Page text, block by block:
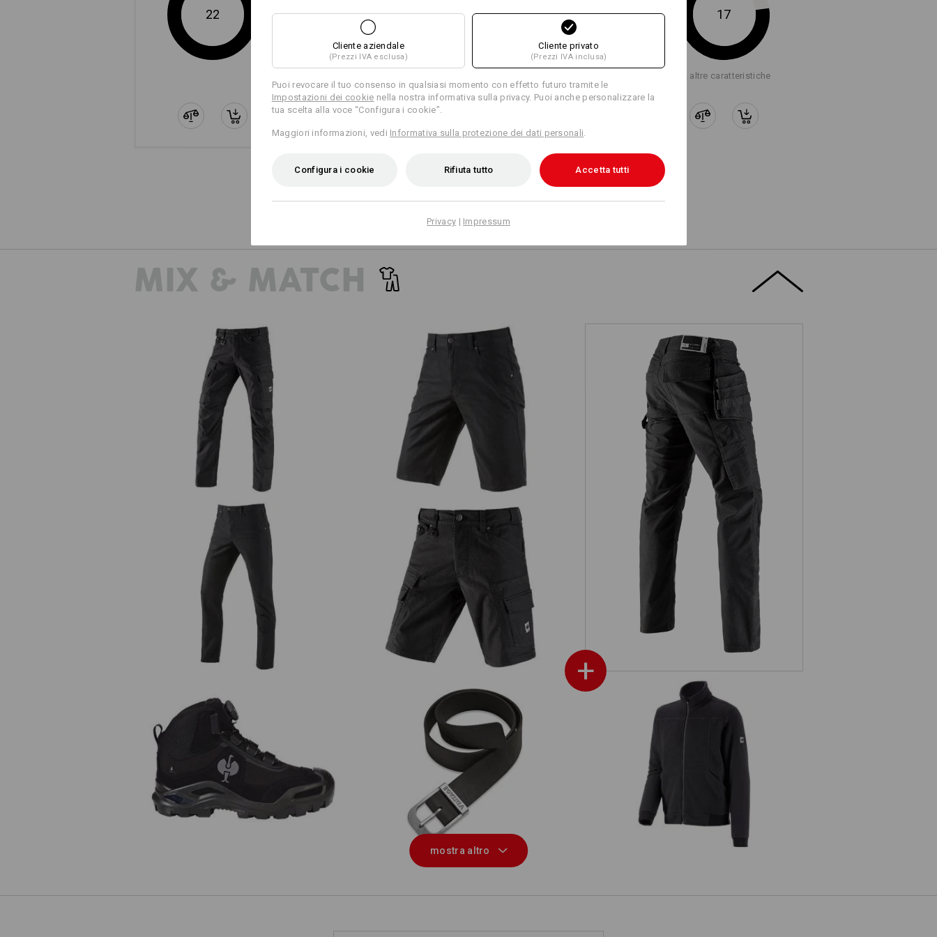
Personalizzazione:
22 18 17 17
+2 altre caratteristiche
MIX & MATCH
Pantaloni Holster e.s.vintage
+
Pantaloni cargo da lavoro e.s.vintage 5-Pocket-Short e.s.vintage
Pantaloni 5-Pocket e.s.vintage Cargo-Short e.s.vintage
S3 scarpe antinfortunistiche e.s.
Kastra II mid
Cintura in pelle e.s.vintage Giacca in finta pelliccia e.s.vintage
mostra altro
Cliente aziendale
(Prezzi IVA esclusa)
Cliente privato
(Prezzi IVA inclusa)
Puoi revocare il tuo consenso in qualsiasi momento con effetto futuro tramite le
Impostazioni dei cookie nella nostra informativa sulla privacy. Puoi anche personalizzare la
tua scelta alla voce “Configura i cookie”.
Maggiori informazioni, vedi Informativa sulla protezione dei dati personali
Configura i cookie Rifiuta tutto Accetta tutti
Privacy | Impressum